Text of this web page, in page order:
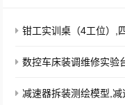
钳工实训桌（4工位）,
数控车床装调维修实验
减速器拆装测绘模型,